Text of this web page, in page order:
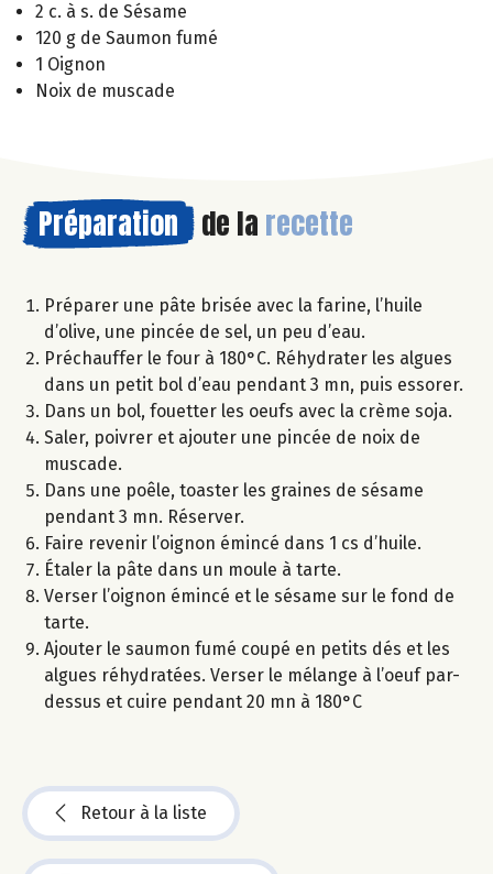
2 c. à s. de Sésame
120 g de Saumon fumé
1 Oignon
Noix de muscade
Préparation de la recette
Préparer une pâte brisée avec la farine, l’huile
d’olive, une pincée de sel, un peu d’eau.
Préchauffer le four à 180°C. Réhydrater les algues
dans un petit bol d’eau pendant 3 mn, puis essorer.
Dans un bol, fouetter les oeufs avec la crème soja.
Saler, poivrer et ajouter une pincée de noix de
muscade.
Dans une poêle, toaster les graines de sésame
pendant 3 mn. Réserver.
Faire revenir l’oignon émincé dans 1 cs d’huile.
Étaler la pâte dans un moule à tarte.
Verser l’oignon émincé et le sésame sur le fond de
tarte.
Ajouter le saumon fumé coupé en petits dés et les
algues réhydratées. Verser le mélange à l’oeuf par-
dessus et cuire pendant 20 mn à 180°C
Retour à la liste